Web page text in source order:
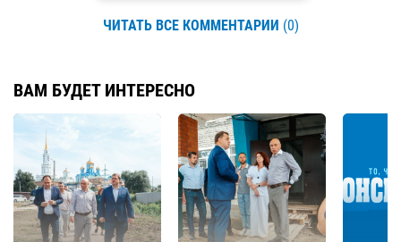
ЧИТАТЬ ВСЕ КОММЕНТАРИИ (0)
ВАМ БУДЕТ ИНТЕРЕСНО